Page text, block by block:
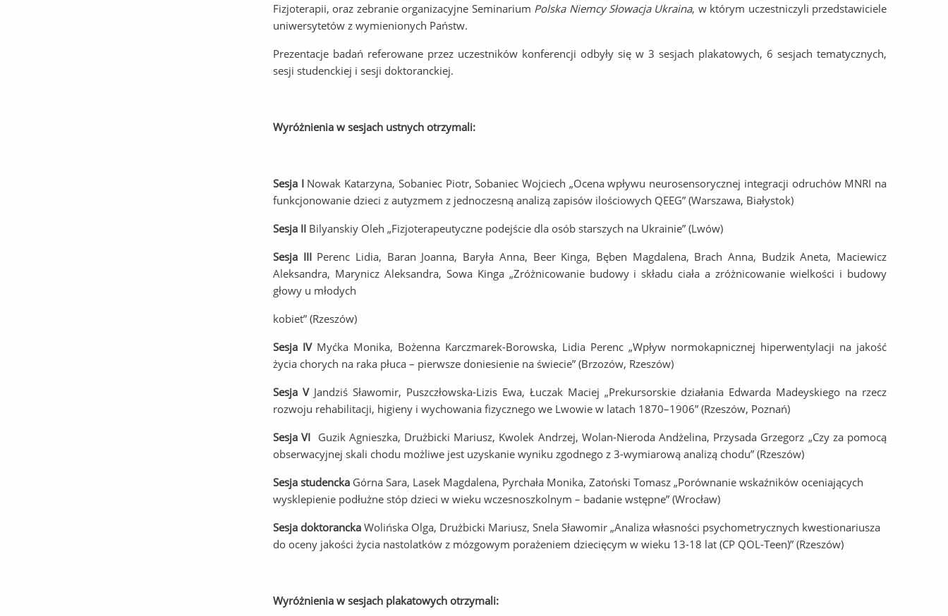
Fizjoterapii, oraz zebranie organizacyjne Seminarium Polska Niemcy Słowacja Ukraina, w którym uczestniczyli przedstawiciele
uniwersytetów z wymienionych Państw.
Prezentacje badań referowane przez uczestników konferencji odbyły się w 3 sesjach plakatowych, 6 sesjach tematycznych,
sesji studenckiej i sesji doktoranckiej.
Wyróżnienia w sesjach ustnych otrzymali:
Sesja I Nowak Katarzyna, Sobaniec Piotr, Sobaniec Wojciech „Ocena wpływu neurosensorycznej integracji odruchów MNRI na
funkcjonowanie dzieci z autyzmem z jednoczesną analizą zapisów ilościowych QEEG” (Warszawa, Białystok)
Sesja II Bilyanskiy Oleh „Fizjoterapeutyczne podejście dla osób starszych na Ukrainie” (Lwów)
Sesja III Perenc Lidia, Baran Joanna, Baryła Anna, Beer Kinga, Bęben Magdalena, Brach Anna, Budzik Aneta, Maciewicz
Aleksandra, Marynicz Aleksandra, Sowa Kinga „Zróżnicowanie budowy i składu ciała a zróżnicowanie wielkości i budowy
głowy u młodych
kobiet” (Rzeszów)
Sesja IV Myćka Monika, Bożenna Karczmarek-Borowska, Lidia Perenc „Wpływ normokapnicznej hiperwentylacji na jakość
życia chorych na raka płuca – pierwsze doniesienie na świecie” (Brzozów, Rzeszów)
Sesja V Jandziś Sławomir, Puszczłowska-Lizis Ewa, Łuczak Maciej „Prekursorskie działania Edwarda Madeyskiego na rzecz
rozwoju rehabilitacji, higieny i wychowania fizycznego we Lwowie w latach 1870–1906” (Rzeszów, Poznań)
Sesja VI Guzik Agnieszka, Drużbicki Mariusz, Kwolek Andrzej, Wolan-Nieroda Andżelina, Przysada Grzegorz „Czy za pomocą
obserwacyjnej skali chodu możliwe jest uzyskanie wyniku zgodnego z 3-wymiarową analizą chodu” (Rzeszów)
Sesja studencka Górna Sara, Lasek Magdalena, Pyrchała Monika, Zatoński Tomasz „Porównanie wskaźników oceniających
wysklepienie podłużne stóp dzieci w wieku wczesnoszkolnym – badanie wstępne” (Wrocław)
Sesja doktorancka Wolińska Olga, Drużbicki Mariusz, Snela Sławomir „Analiza własności psychometrycznych kwestionariusza
do oceny jakości życia nastolatków z mózgowym porażeniem dziecięcym w wieku 13-18 lat (CP QOL-Teen)” (Rzeszów)
Wyróżnienia w sesjach plakatowych otrzymali: